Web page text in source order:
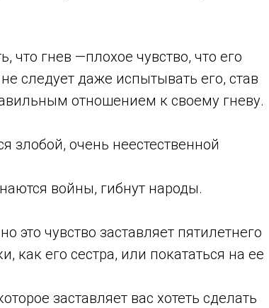
что гнев —плохое чувство, что его
следует даже испытывать его, став
отношением к своему гневу.
злобой, очень неестественной
войны, гибнут народы.
это чувство заставляет пятилетнего
как его сестра, или покататься на ее
заставляет вас хотеть сделать